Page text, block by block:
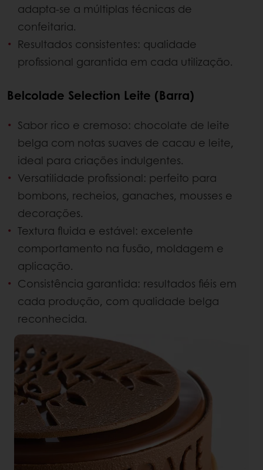
adapta-se a múltiplas técnicas de
confeitaria.
Resultados consistentes: qualidade
profissional garantida em cada utilização.
Belcolade Selection Leite (Barra)
Sabor rico e cremoso: chocolate de leite
belga com notas suaves de cacau e leite,
ideal para criações indulgentes.
Versatilidade profissional: perfeito para
bombons, recheios, ganaches, mousses e
decorações.
Textura fluida e estável: excelente
comportamento na fusão, moldagem e
aplicação.
Consistência garantida: resultados fiéis em
cada produção, com qualidade belga
reconhecida.